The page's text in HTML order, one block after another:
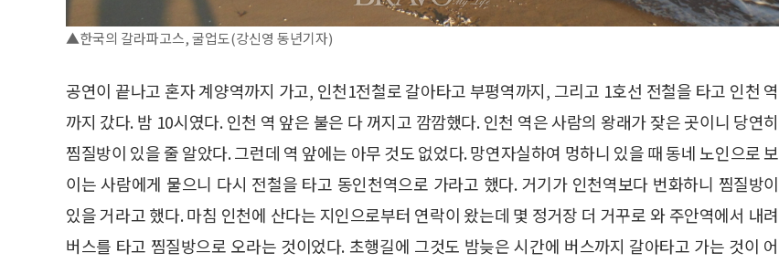
▲한국의 갈라파고스, 굴업도(강신영 동년기자)
공연이 끝나고 혼자 계양역까지 가고, 인천1전철로 갈아타고 부평역까지, 그리고 1호선 전철을 타고 인천 역
까지 갔다. 밤 10시였다. 인천 역 앞은 불은 다 꺼지고 깜깜했다. 인천 역은 사람의 왕래가 잦은 곳이니 당연히
찜질방이 있을 줄 알았다. 그런데 역 앞에는 아무 것도 없었다. 망연자실하여 멍하니 있을 때 동네 노인으로 보
이는 사람에게 물으니 다시 전철을 타고 동인천역으로 가라고 했다. 거기가 인천역보다 번화하니 찜질방이
있을 거라고 했다. 마침 인천에 산다는 지인으로부터 연락이 왔는데 몇 정거장 더 거꾸로 와 주안역에서 내려
버스를 타고 찜질방으로 오라는 것이었다. 초행길에 그것도 밤늦은 시간에 버스까지 갈아타고 가는 것이 어